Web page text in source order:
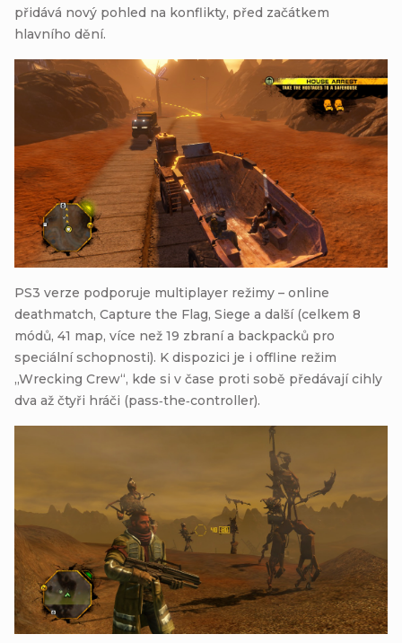
přidává nový pohled na konflikty, před začátkem
hlavního dění.
PS3 verze podporuje multiplayer režimy – online
deathmatch, Capture the Flag, Siege a další (celkem 8
módů, 41 map, více než 19 zbraní a backpacků pro
speciální schopnosti). K dispozici je i offline režim
„Wrecking Crew“, kde si v čase proti sobě předávají cihly
dva až čtyři hráči (pass‑the‑controller).